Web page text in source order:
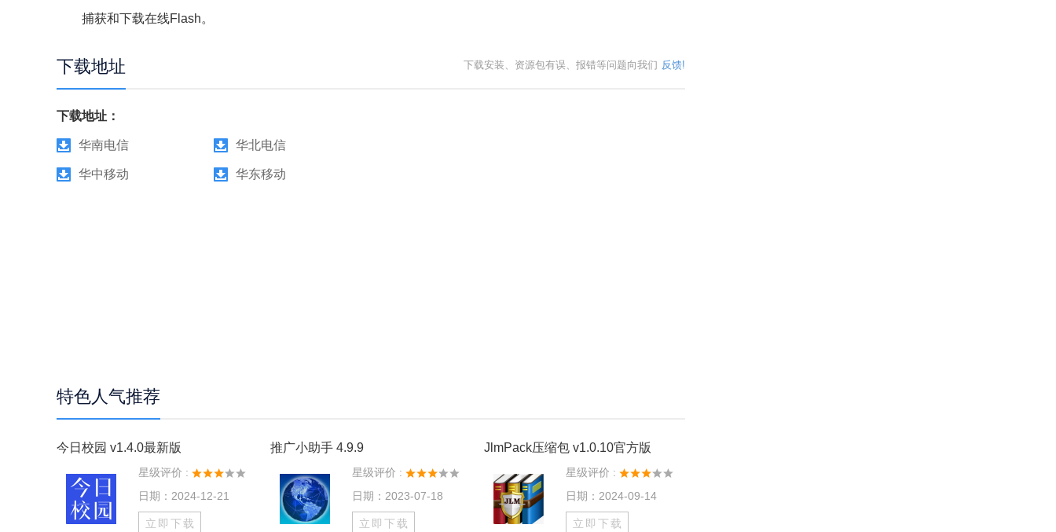
捕获和下载在线Flash。
下载地址 下载安装、资源包有误、报错等问题向我们 反馈!
下载地址：
华南电信 华北电信
华中移动 华东移动
特色人气推荐
今日校园 v1.4.0最新版
星级评价 :
日期：2024-12-21
立即下载
推广小助手 4.9.9
星级评价 :
日期：2023-07-18
立即下载
JlmPack压缩包 v1.0.10官方版
星级评价 :
日期：2024-09-14
立即下载